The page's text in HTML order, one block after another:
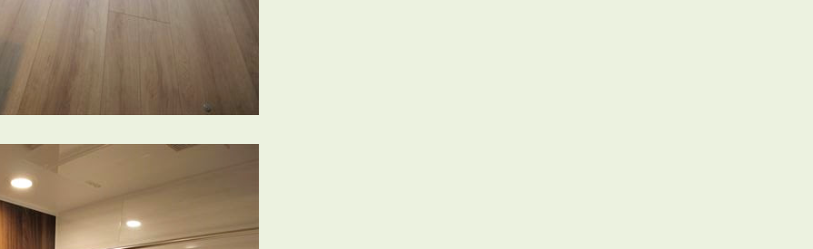
仲介業者向け・申込方法